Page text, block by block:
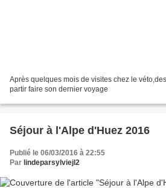
Après quelques mois de visites chez le
partir faire son dernier voyage
Séjour à l'Alpe d'Huez 2016
Publié le 06/03/2016 à 22:55
Par lindeparsylviejl2